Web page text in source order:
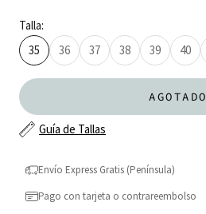
Talla:
35
36 37 38 39 40
AGOTADO
Guía de Tallas
Envío Express Gratis (Península)
Pago con tarjeta o contrareembolso